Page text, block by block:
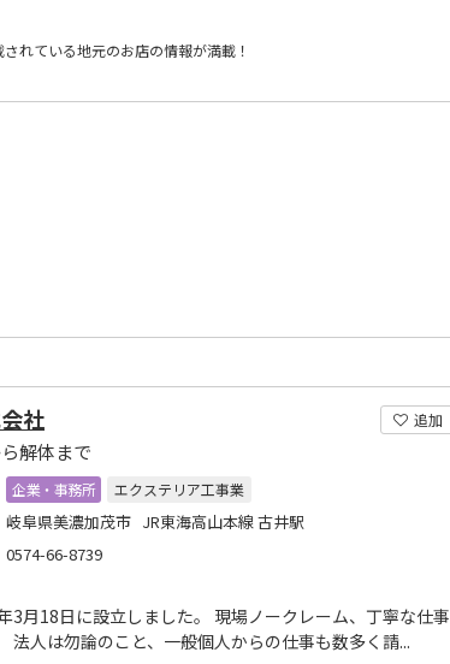
れている地元のお店の情報が満載！
追加
社
解体まで
企業・事務所
エクステリア工事業
岐阜県美濃加茂市 JR東海高山本線 古井駅
0574-66-8739
3月18日に設立しました。 現場ノークレーム、丁寧な仕事
法人は勿論のこと、一般個人からの仕事も数多く請...